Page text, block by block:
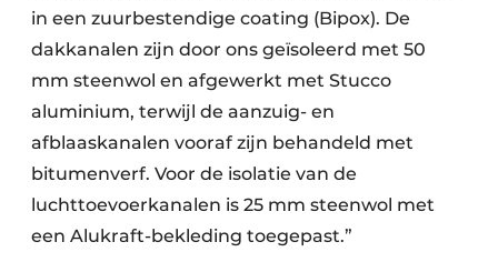
in een zuurbestendige coating (Bipox). De
dakkanalen zijn door ons geïsoleerd met 50
mm steenwol en afgewerkt met Stucco
aluminium, terwijl de aanzuig- en
afblaaskanalen vooraf zijn behandeld met
bitumenverf. Voor de isolatie van de
luchttoevoerkanalen is 25 mm steenwol met
een Alukraft-bekleding toegepast.”